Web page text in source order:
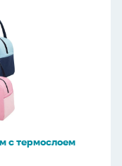
с термослоем